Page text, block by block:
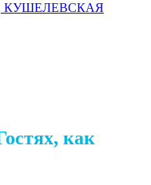
КУШЕЛЕВСКАЯ
как